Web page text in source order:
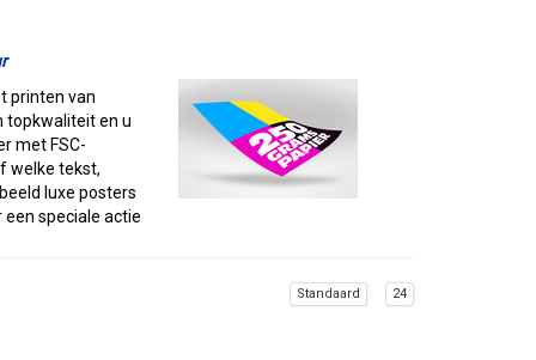
printen van
topkwaliteit en u
met FSC-
welke tekst,
luxe posters
speciale actie
Wij kunnen in dat
Standaard 24